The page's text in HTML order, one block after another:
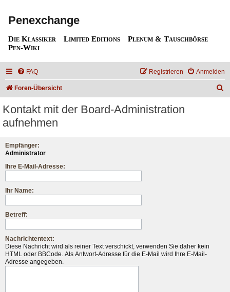
Penexchange
Die Klassiker Limited Editions
Plenum & Tauschbörse
Pen-Wiki
FAQ Anmelden
Registrieren
Foren-Übersicht
Kontakt mit der Board-Administration
aufnehmen
Empfänger:
Administrator
Ihre E-Mail-Adresse:
Ihr Name:
Betreff:
Nachrichtentext:
Diese Nachricht wird als reiner Text verschickt, verwenden Sie daher kein
HTML oder BBCode. Als Antwort-Adresse für die E-Mail wird Ihre E-Mail-
Adresse angegeben.